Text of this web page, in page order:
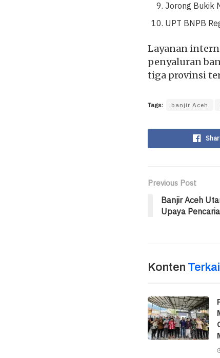
Jorong Bukik
UPT BNPB
Layanan
penyaluran
tiga provinsi
Tags: banjir Aceh
Previous Post
Banjir Aceh
Upaya
Konten